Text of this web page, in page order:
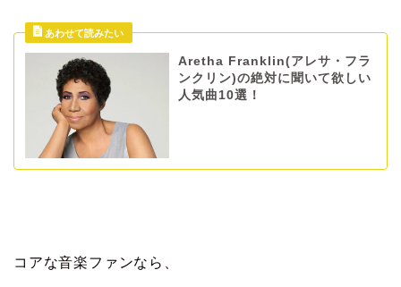
Aretha Franklin(アレサ・フラ
ンクリン)の絶対に聞いて欲しい
人気曲10選！
コアな音楽ファンなら、